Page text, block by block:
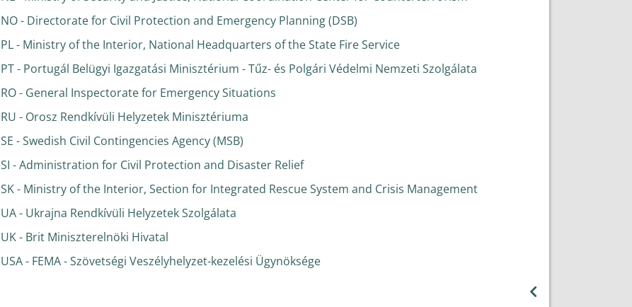
NO - Directorate for Civil Protection and Emergency Planning (DSB)
PL - Ministry of the Interior, National Headquarters of the State Fire Service
PT - Portugál Belügyi Igazgatási Minisztérium - Tűz- és Polgári Védelmi Nemzeti Szolgálata
RO - General Inspectorate for Emergency Situations
RU - Orosz Rendkívüli Helyzetek Minisztériuma
SE - Swedish Civil Contingencies Agency (MSB)
SI - Administration for Civil Protection and Disaster Relief
SK - Ministry of the Interior, Section for Integrated Rescue System and Crisis Management
UA - Ukrajna Rendkívüli Helyzetek Szolgálata
UK - Brit Miniszterelnöki Hivatal
USA - FEMA - Szövetségi Veszélyhelyzet-kezelési Ügynöksége